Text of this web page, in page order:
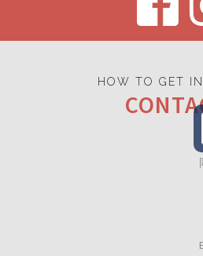
HOW TO GET